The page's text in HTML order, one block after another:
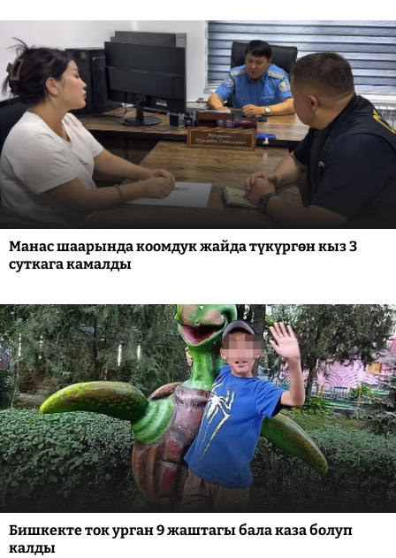
Манас шаарында коомдук жайда түкүргөн кыз 3
суткага камалды
Бишкекте ток урган 9 жаштагы бала каза болуп
калды